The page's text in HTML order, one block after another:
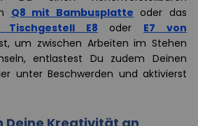
Q8 mit Bambusplatte oder das
Tischgestell E8 oder E7 von
um zwischen Arbeiten im Stehen
entlastest Du zudem Deinen
unter Beschwerden und aktivierst